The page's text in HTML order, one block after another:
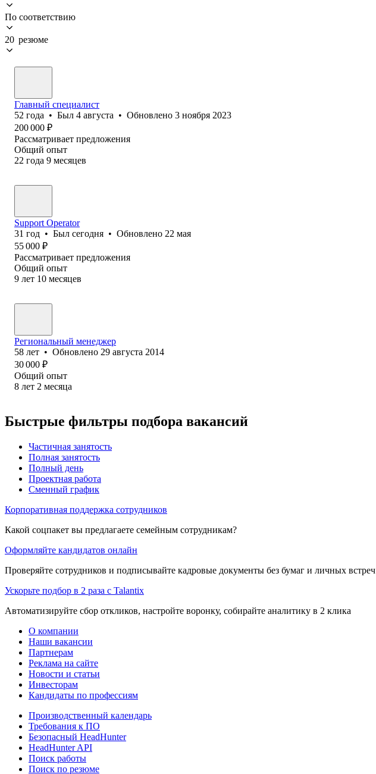
По соответствию
20 резюме
Главный специалист
52 года • Был 4 августа • Обновлено 3 ноября 2023
200 000 ₽
Рассматривает предложения
Общий опыт
22 года 9 месяцев
Support Operator
31 год • Был сегодня • Обновлено 22 мая
55 000 ₽
Рассматривает предложения
Общий опыт
9 лет 10 месяцев
Региональный менеджер
58 лет • Обновлено 29 августа 2014
30 000 ₽
Общий опыт
8 лет 2 месяца
Быстрые фильтры подбора вакансий
Частичная занятость
Полная занятость
Полный день
Проектная работа
Сменный график
Корпоративная поддержка сотрудников
Какой соцпакет вы предлагаете семейным сотрудникам?
Оформляйте кандидатов онлайн
Проверяйте сотрудников и подписывайте кадровые документы без бумаг и личных встреч
Ускорьте подбор в 2 раза с Talantix
Автоматизируйте сбор откликов, настройте воронку, собирайте аналитику в 2 клика
О компании
Наши вакансии
Партнерам
Реклама на сайте
Новости и статьи
Инвесторам
Кандидаты по профессиям
Производственный календарь
Требования к ПО
Безопасный HeadHunter
HeadHunter API
Поиск работы
Поиск по резюме